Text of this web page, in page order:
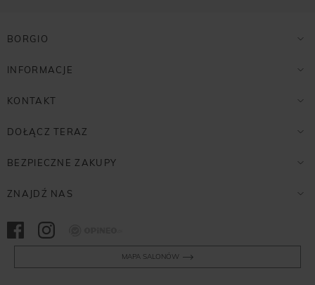
BORGIO
INFORMACJE
KONTAKT
DOŁĄCZ TERAZ
BEZPIECZNE ZAKUPY
ZNAJDŹ NAS
MAPA SALONÓW